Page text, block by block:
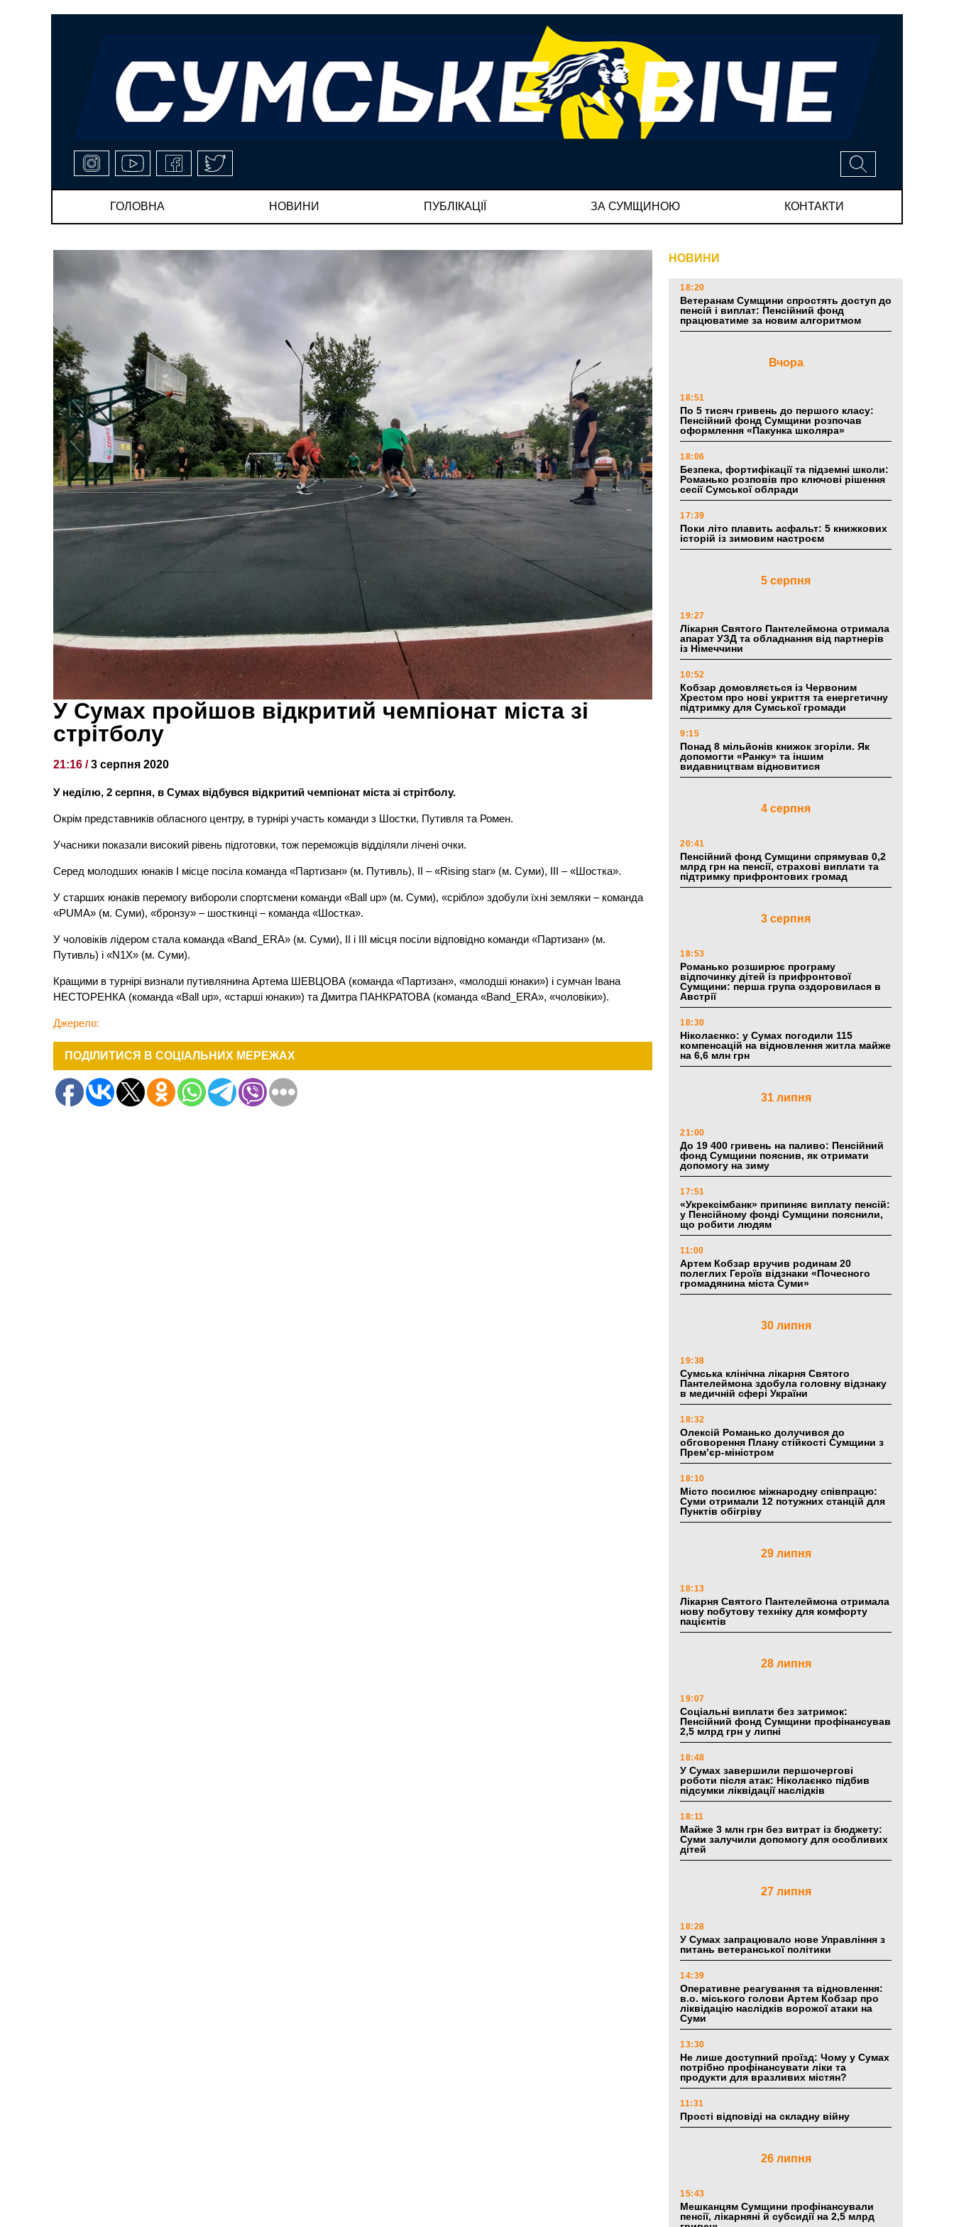
ГОЛОВНА НОВИНИ ПУБЛІКАЦІЇ ЗА СУМЩИНОЮ КОНТАКТИ
У Сумах пройшов відкритий чемпіонат міста зі
стрітболу
21:16 /3 серпня 2020
У неділю, 2 серпня, в Сумах відбувся відкритий чемпіонат міста зі стрітболу.
Окрім представників обласного центру, в турнірі участь команди з Шостки, Путивля та Ромен.
Учасники показали високий рівень підготовки, тож переможців відділяли лічені очки.
Серед молодших юнаків І місце посіла команда «Партизан» (м. Путивль), ІІ – «Rising star» (м. Суми), ІІІ – «Шостка».
У старших юнаків перемогу вибороли спортсмени команди «Ball up» (м. Суми), «срібло» здобули їхні земляки – команда
«PUMA» (м. Суми), «бронзу» – шосткинці – команда «Шостка».
У чоловіків лідером стала команда «Band_ERA» (м. Суми), ІІ і ІІІ місця посіли відповідно команди «Партизан» (м.
Путивль) і «N1X» (м. Суми).
Кращими в турнірі визнали путивлянина Артема ШЕВЦОВА (команда «Партизан», «молодші юнаки») і сумчан Івана
НЕСТОРЕНКА (команда «Ball up», «старші юнаки») та Дмитра ПАНКРАТОВА (команда «Band_ERA», «чоловіки»).
Джерело:
ПОДІЛИТИСЯ В СОЦІАЛЬНИХ МЕРЕЖАХ
НОВИНИ
18:20
Ветеранам Сумщини спростять доступ до
пенсій і виплат: Пенсійний фонд
працюватиме за новим алгоритмом
Вчора
18:51
По 5 тисяч гривень до першого класу:
Пенсійний фонд Сумщини розпочав
оформлення «Пакунка школяра»
18:06
Безпека, фортифікації та підземні школи:
Романько розповів про ключові рішення
сесії Сумської облради
17:39
Поки літо плавить асфальт: 5 книжкових
історій із зимовим настроєм
5 серпня
19:27
Лікарня Святого Пантелеймона отримала
апарат УЗД та обладнання від партнерів
із Німеччини
10:52
Кобзар домовляється із Червоним
Хрестом про нові укриття та енергетичну
підтримку для Сумської громади
9:15
Понад 8 мільйонів книжок згоріли. Як
допомогти «Ранку» та іншим
видавництвам відновитися
4 серпня
20:41
Пенсійний фонд Сумщини спрямував 0,2
млрд грн на пенсії, страхові виплати та
підтримку прифронтових громад
3 серпня
18:53
Романько розширює програму
відпочинку дітей із прифронтової
Сумщини: перша група оздоровилася в
Австрії
18:30
Ніколаєнко: у Сумах погодили 115
компенсацій на відновлення житла майже
на 6,6 млн грн
31 липня
21:00
До 19 400 гривень на паливо: Пенсійний
фонд Сумщини пояснив, як отримати
допомогу на зиму
17:51
«Укрексімбанк» припиняє виплату пенсій:
у Пенсійному фонді Сумщини пояснили,
що робити людям
11:00
Артем Кобзар вручив родинам 20
полеглих Героїв відзнаки «Почесного
громадянина міста Суми»
30 липня
19:38
Сумська клінічна лікарня Святого
Пантелеймона здобула головну відзнаку
в медичній сфері України
18:32
Олексій Романько долучився до
обговорення Плану стійкості Сумщини з
Прем’єр-міністром
18:10
Місто посилює міжнародну співпрацю:
Суми отримали 12 потужних станцій для
Пунктів обігріву
29 липня
18:13
Лікарня Святого Пантелеймона отримала
нову побутову техніку для комфорту
пацієнтів
28 липня
19:07
Соціальні виплати без затримок:
Пенсійний фонд Сумщини профінансував
2,5 млрд грн у липні
18:48
У Сумах завершили першочергові
роботи після атак: Ніколаєнко підбив
підсумки ліквідації наслідків
18:11
Майже 3 млн грн без витрат із бюджету:
Суми залучили допомогу для особливих
дітей
27 липня
18:28
У Сумах запрацювало нове Управління з
питань ветеранської політики
14:39
Оперативне реагування та відновлення:
в.о. міського голови Артем Кобзар про
ліквідацію наслідків ворожої атаки на
Суми
13:30
Не лише доступний проїзд: Чому у Сумах
потрібно профінансувати ліки та
продукти для вразливих містян?
11:31
Прості відповіді на складну війну
26 липня
15:43
Мешканцям Сумщини профінансували
пенсії, лікарняні й субсидії на 2,5 млрд